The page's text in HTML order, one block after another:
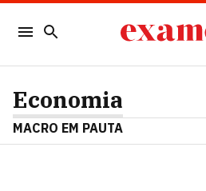
Economia
MACRO EM PAUTA